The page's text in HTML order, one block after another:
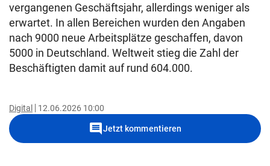
vergangenen Geschäftsjahr, allerdings weniger als
erwartet. In allen Bereichen wurden den Angaben
nach 9000 neue Arbeitsplätze geschaffen, davon
5000 in Deutschland. Weltweit stieg die Zahl der
Beschäftigten damit auf rund 604.000.
Digital 12.06.2026 10:00
commentJetzt kommentieren